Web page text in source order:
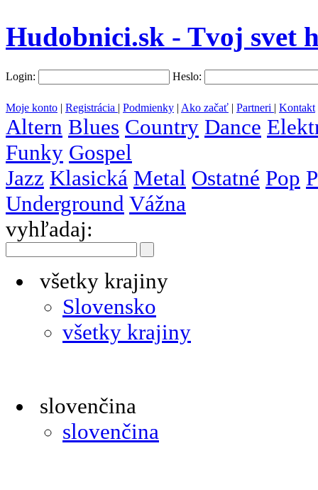
Hudobnici.sk - Tvoj svet
Login: Heslo:
Moje konto | Registrácia | Podmienky | Ako začať | Partneri | Kontakt
Altern Blues Country Dance
Funky Gospel
Jazz Klasická Metal Ostatné Pop
Underground Vážna
vyhľadaj:
všetky krajiny
Slovensko
všetky krajiny
slovenčina
slovenčina